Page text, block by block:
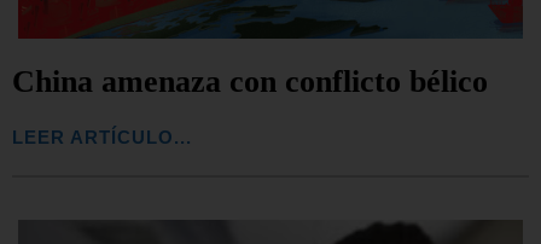
China amenaza con conflicto bélico
LEER ARTÍCULO...